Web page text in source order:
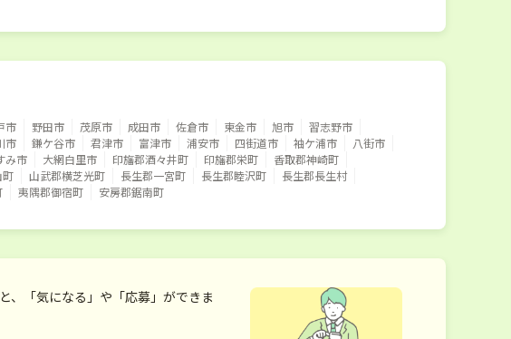
市 野田市 茂原市 成田市 佐倉市 東金市 旭市
習志野市
市 鎌ケ谷市 君津市 富津市 浦安市 四街道市 袖ケ浦市
八街市
み市 大網白里市 印旛郡酒々井町 印旛郡栄町
香取郡神崎町
町 山武郡横芝光町 長生郡一宮町 長生郡睦沢町
長生郡長生村
夷隅郡御宿町 安房郡鋸南町
、「気になる」や「応募」ができま